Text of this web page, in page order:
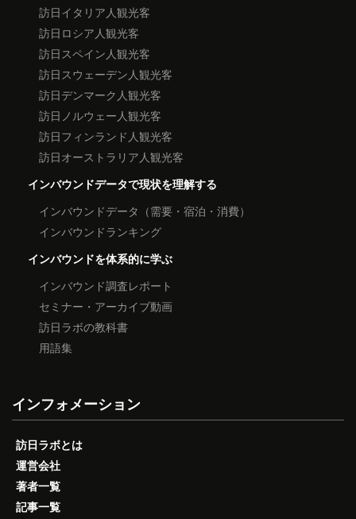
訪日イタリア人観光客
訪日ロシア人観光客
訪日スペイン人観光客
訪日スウェーデン人観光客
訪日デンマーク人観光客
訪日ノルウェー人観光客
訪日フィンランド人観光客
訪日オーストラリア人観光客
インバウンドデータで現状を理解する
インバウンドデータ（需要・宿泊・消費）
インバウンドランキング
インバウンドを体系的に学ぶ
インバウンド調査レポート
セミナー・アーカイブ動画
訪日ラボの教科書
用語集
インフォメーション
訪日ラボとは
運営会社
著者一覧
記事一覧